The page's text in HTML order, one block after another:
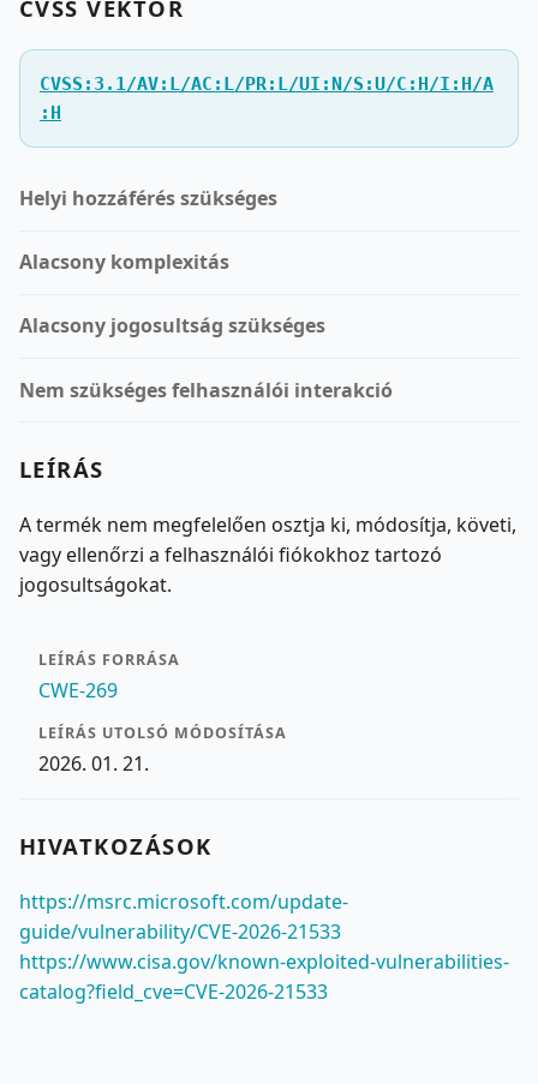
CVSS VEKTOR
CVSS:3.1/AV:L/AC:L/PR:L/UI:N/S:U/C:H/I:H/A
:H
Helyi hozzáférés szükséges
Alacsony komplexitás
Alacsony jogosultság szükséges
Nem szükséges felhasználói interakció
LEÍRÁS
A termék nem megfelelően osztja ki, módosítja, követi,
vagy ellenőrzi a felhasználói fiókokhoz tartozó
jogosultságokat.
LEÍRÁS FORRÁSA
CWE-269
LEÍRÁS UTOLSÓ MÓDOSÍTÁSA
2026. 01. 21.
HIVATKOZÁSOK
https://msrc.microsoft.com/update-
guide/vulnerability/CVE-2026-21533
https://www.cisa.gov/known-exploited-vulnerabilities-
catalog?field_cve=CVE-2026-21533